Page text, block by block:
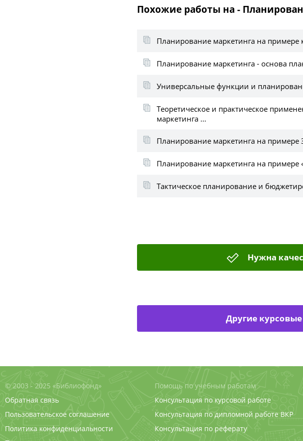
Похожие работы на -
Планирование маркетинга на
Планирование маркетинга - основа
Универсальные функции и
Теоретическое и практическое
маркетинга ...
Планирование маркетинга на
Планирование маркетинга на
Тактическое планирование и
Нужна
Другие
© 2003 - 2025 «Библиофонд»
Обратная связь
Пользовательское соглашение
Политика конфиденциальности
Помощь по учебным работам
Консультация по курсовой работе
Консультация по дипломной работе ВКР
Консультация по реферату